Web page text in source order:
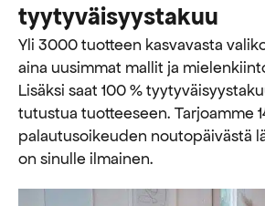
tyytyväisyystakuu
Yli 3000 tuotteen kasvavasta
aina uusimmat mallit ja
Lisäksi saat 100 %
tutustua tuotteeseen. Tarjoamme
palautusoikeuden noutopäivästä
on sinulle ilmainen.